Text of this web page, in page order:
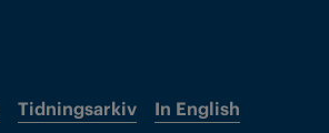
Tidningsarkiv In English